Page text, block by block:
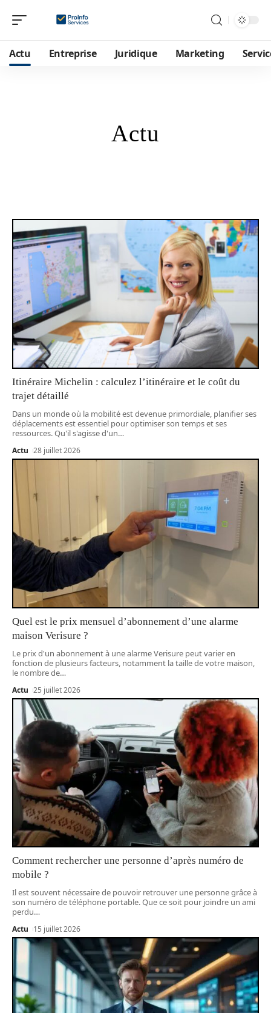
Actu Entreprise Juridique Marketing
Actu
Itinéraire Michelin : calculez l’itinéraire et le coût du
trajet détaillé
Dans un monde où la mobilité est devenue primordiale, planifier ses
déplacements est essentiel pour optimiser son temps et ses
ressources. Qu'il s'agisse d'un…
Actu 28 juillet 2026
Quel est le prix mensuel d’abonnement d’une alarme
maison Verisure ?
Le prix d'un abonnement à une alarme Verisure peut varier en
fonction de plusieurs facteurs, notamment la taille de votre maison,
le nombre de…
Actu 25 juillet 2026
Comment rechercher une personne d’après numéro de
mobile ?
Il est souvent nécessaire de pouvoir retrouver une personne grâce à
son numéro de téléphone portable. Que ce soit pour joindre un ami
perdu…
Actu 15 juillet 2026